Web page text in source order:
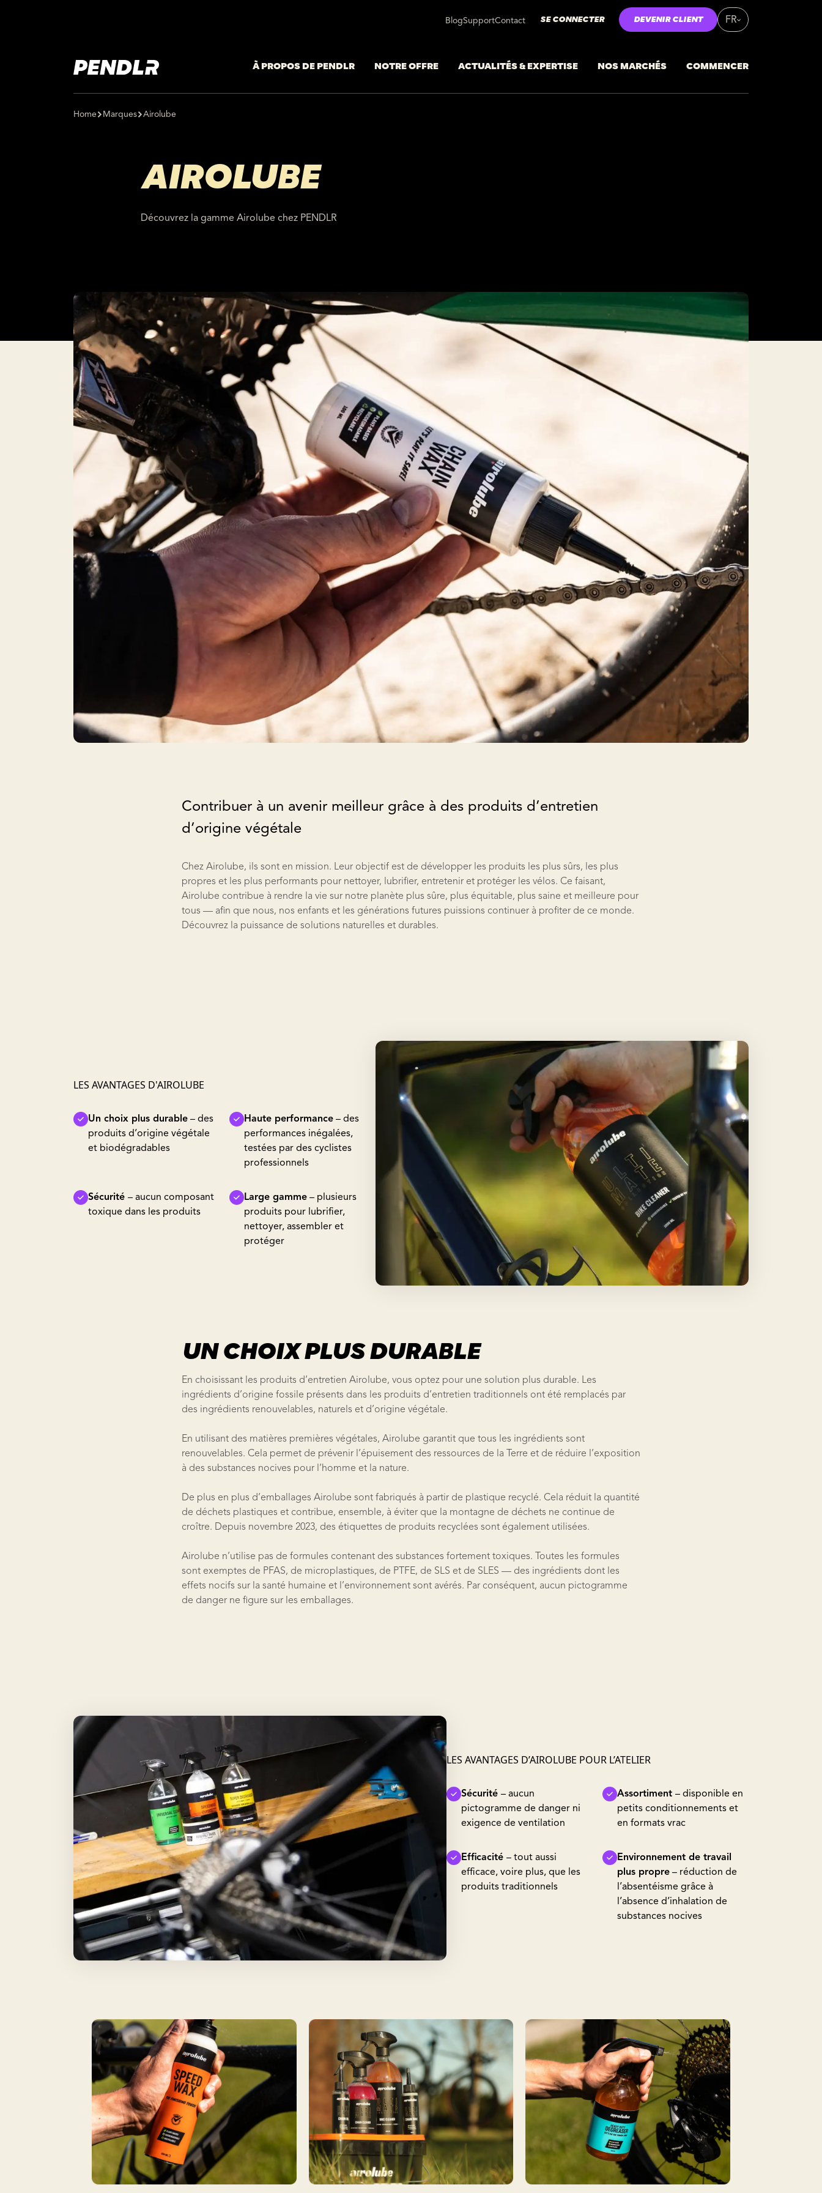
BlogSupportContact SE CONNECTER DEVENIR CLIENT FR
À PROPOS DE PENDLR NOTRE OFFRE ACTUALITÉS & EXPERTISE NOS MARCHÉS COMMENCER
Home Marques Airolube
AIROLUBE
Découvrez la gamme Airolube chez PENDLR
Contribuer à un avenir meilleur grâce à des produits d’entretien
d’origine végétale
Chez Airolube, ils sont en mission. Leur objectif est de développer les produits les plus sûrs, les plus
propres et les plus performants pour nettoyer, lubrifier, entretenir et protéger les vélos. Ce faisant,
Airolube contribue à rendre la vie sur notre planète plus sûre, plus équitable, plus saine et meilleure pour
tous — afin que nous, nos enfants et les générations futures puissions continuer à profiter de ce monde.
Découvrez la puissance de solutions naturelles et durables.
LES AVANTAGES D'AIROLUBE
Un choix plus durable – des
produits d’origine végétale
et biodégradables
Haute performance – des
performances inégalées,
testées par des cyclistes
professionnels
Sécurité – aucun composant
toxique dans les produits
Large gamme – plusieurs
produits pour lubrifier,
nettoyer, assembler et
protéger
UN CHOIX PLUS DURABLE
En choisissant les produits d’entretien Airolube, vous optez pour une solution plus durable. Les
ingrédients d’origine fossile présents dans les produits d’entretien traditionnels ont été remplacés par
des ingrédients renouvelables, naturels et d’origine végétale.
En utilisant des matières premières végétales, Airolube garantit que tous les ingrédients sont
renouvelables. Cela permet de prévenir l’épuisement des ressources de la Terre et de réduire l’exposition
à des substances nocives pour l’homme et la nature.
De plus en plus d’emballages Airolube sont fabriqués à partir de plastique recyclé. Cela réduit la quantité
de déchets plastiques et contribue, ensemble, à éviter que la montagne de déchets ne continue de
croître. Depuis novembre 2023, des étiquettes de produits recyclées sont également utilisées.
Airolube n’utilise pas de formules contenant des substances fortement toxiques. Toutes les formules
sont exemptes de PFAS, de microplastiques, de PTFE, de SLS et de SLES — des ingrédients dont les
effets nocifs sur la santé humaine et l’environnement sont avérés. Par conséquent, aucun pictogramme
de danger ne figure sur les emballages.
LES AVANTAGES D’AIROLUBE POUR L’ATELIER
Sécurité – aucun
pictogramme de danger ni
exigence de ventilation
Assortiment – disponible en
petits conditionnements et
en formats vrac
Efficacité – tout aussi
efficace, voire plus, que les
produits traditionnels
Environnement de travail
plus propre – réduction de
l’absentéisme grâce à
l’absence d’inhalation de
substances nocives